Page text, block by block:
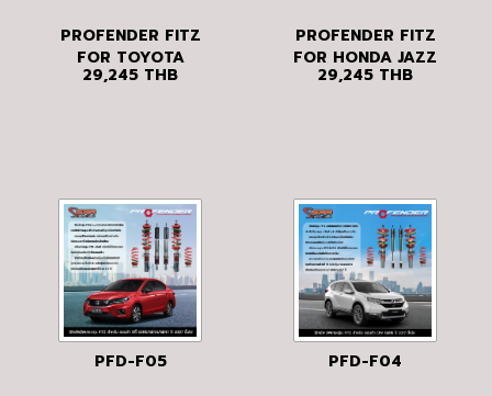
PROFENDER FITZ
FOR TOYOTA
YARIS ATIV ปี
29,245 THB
PROFENDER FITZ
FOR HONDA JAZZ
GE/GK ปี 2017 ขึ้น
29,245 THB
PFD-F05 PFD-F04